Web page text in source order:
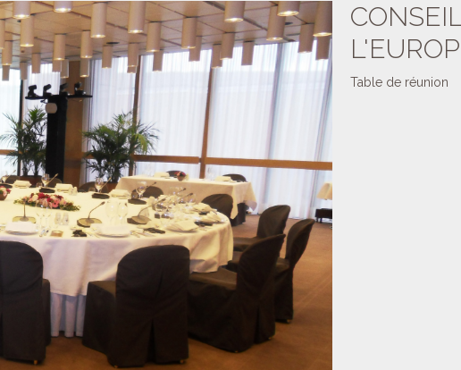
Table de réunion